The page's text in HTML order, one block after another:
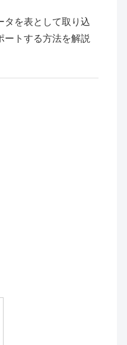
タを表として取り込
ートする方法を解説